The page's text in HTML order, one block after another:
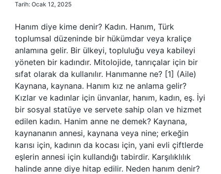
Tarih: Ocak 12, 2025
Hanım diye kime denir? Kadın. Hanım, Türk
toplumsal düzeninde bir hükümdar veya kraliçe
anlamına gelir. Bir ülkeyi, topluluğu veya kabileyi
yöneten bir kadındır. Mitolojide, tanrıçalar için bir
sıfat olarak da kullanılır. Hanımanne ne? [1] (Aile)
Kaynana, kaynana. Hanım kız ne anlama gelir?
Kızlar ve kadınlar için ünvanlar, hanım, kadın, eş. İyi
bir sosyal statüye ve servete sahip olan ve hizmet
edilen kadın. Hanim anne ne demek? Kaynana,
kaynananın annesi, kaynana veya nine; erkeğin
karısı için, kadının da kocası için, yani evli çiftlerde
eşlerin annesi için kullandığı tabirdir. Karşılıklılık
halinde anne diye hitap edilir. Neden hanım denir?